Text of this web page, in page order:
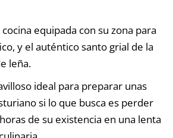
equipada con su zona para
y el auténtico santo grial de la
leña.
ideal para preparar unas
si lo que busca es perder
de su existencia en una lenta